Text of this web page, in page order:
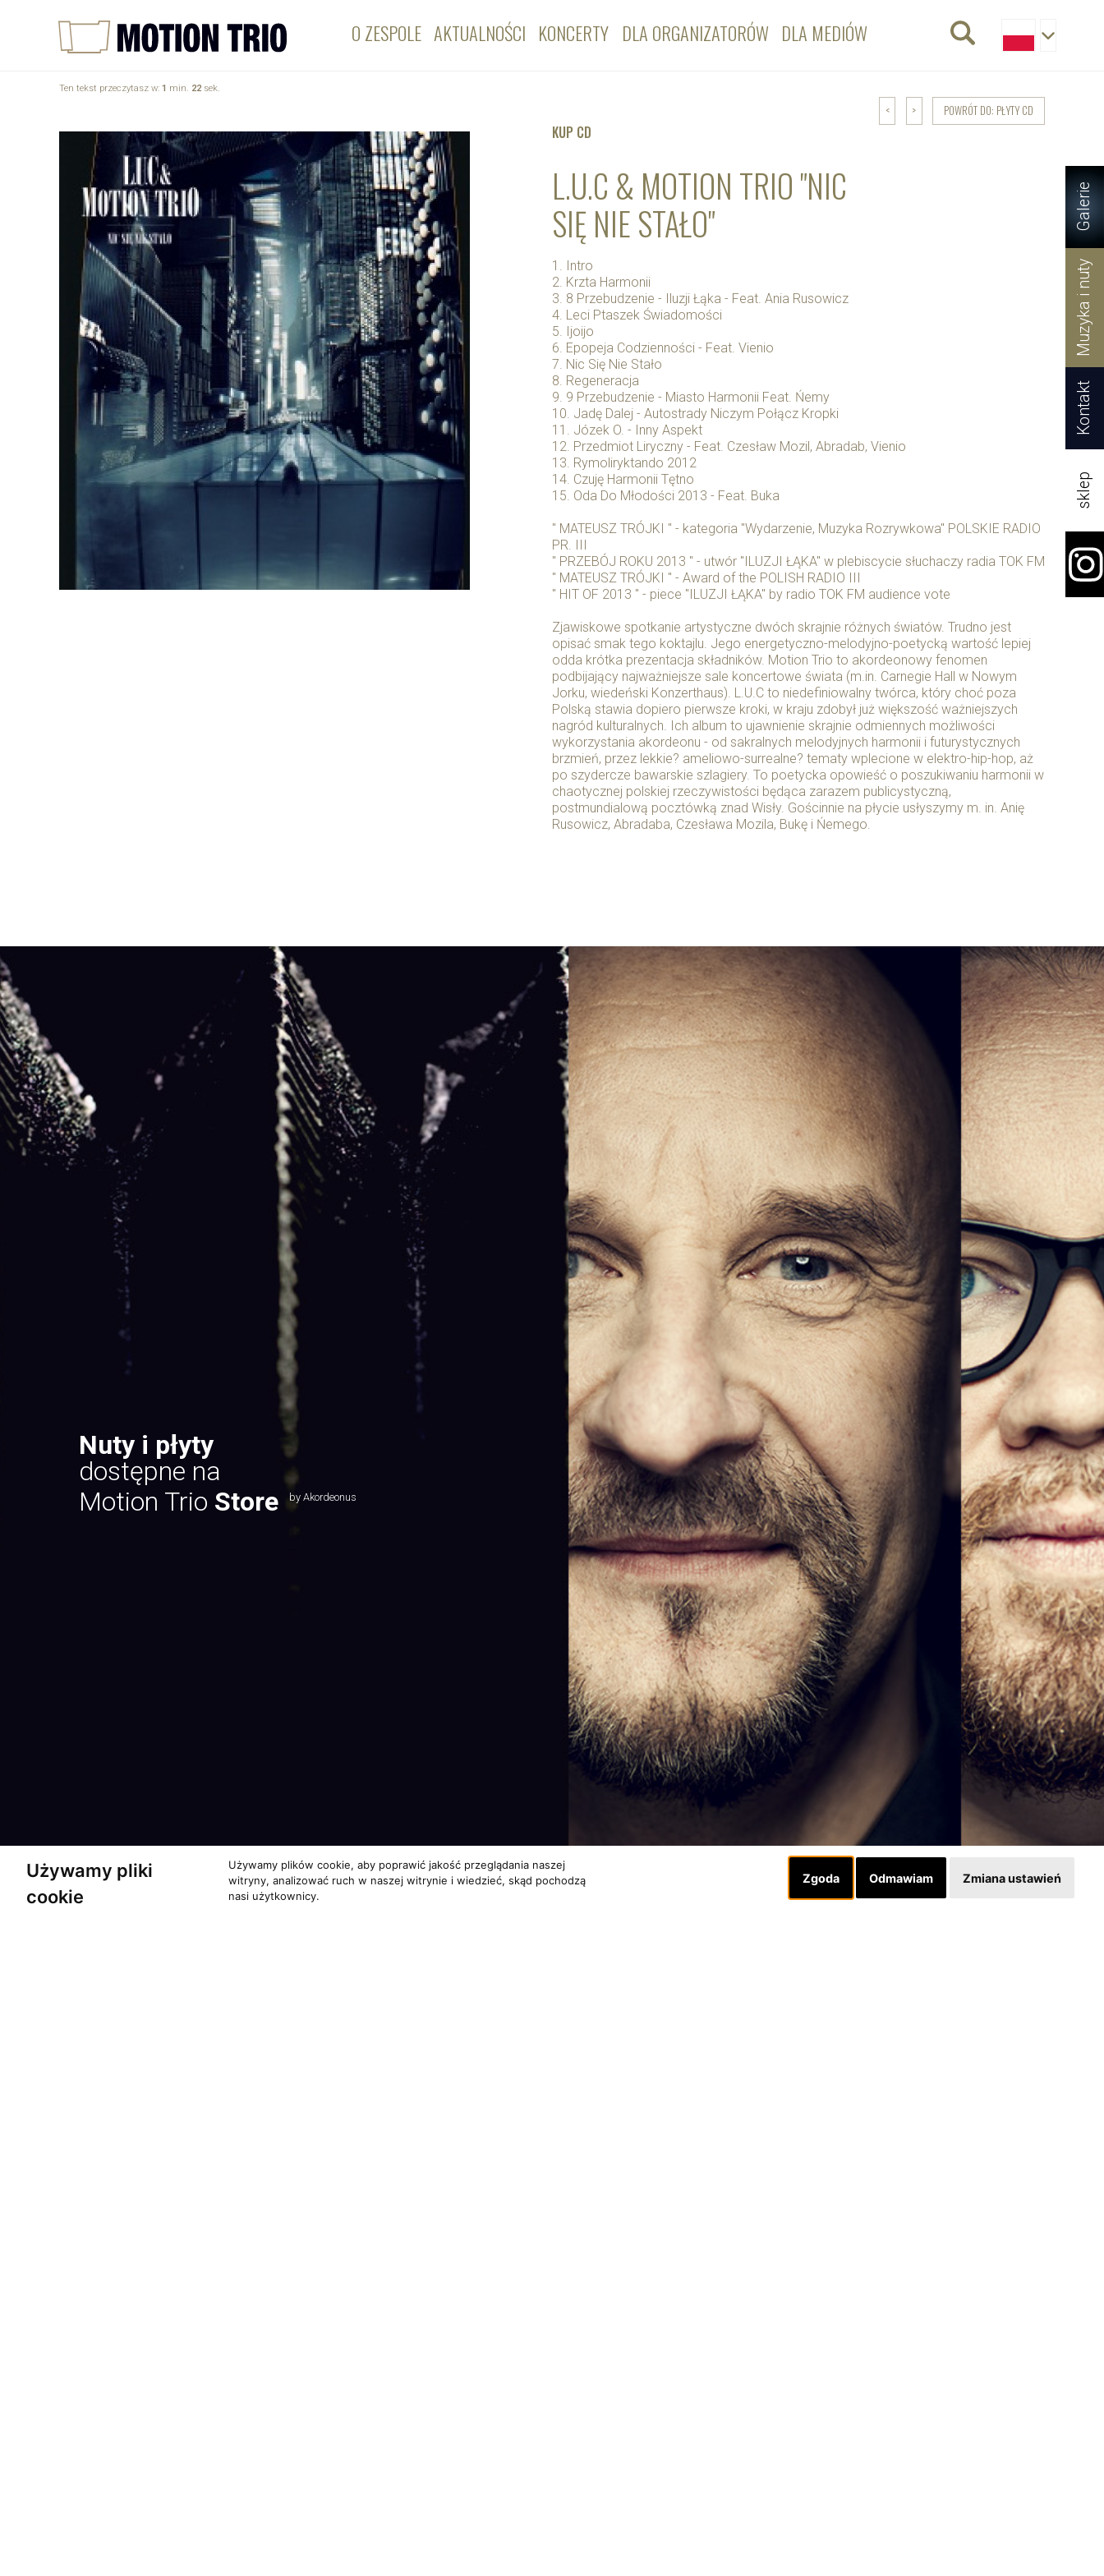
Używamy pliki
cookie
Używamy plików cookie, aby poprawić jakość przeglądania naszej
witryny, analizować ruch w naszej witrynie i wiedzieć, skąd pochodzą
nasi użytkownicy.
Zgoda Odmawiam Zmiana ustawień
Galerie
sklep
Kontakt
Muzyka i nuty
O ZESPOLE AKTUALNOŚCI KONCERTY DLA ORGANIZATORÓW DLA MEDIÓW
Ten tekst przeczytasz w: 1 min. 22 sek.
< > POWRÓT DO: PŁYTY CD
KUP CD
L.U.C & MOTION TRIO "NIC
SIĘ NIE STAŁO"
1. Intro
2. Krzta Harmonii
3. 8 Przebudzenie - Iluzji Łąka - Feat. Ania Rusowicz
4. Leci Ptaszek Świadomości
5. Ijoijo
6. Epopeja Codzienności - Feat. Vienio
7. Nic Się Nie Stało
8. Regeneracja
9. 9 Przebudzenie - Miasto Harmonii Feat. Ńemy
10. Jadę Dalej - Autostrady Niczym Połącz Kropki
11. Józek O. - Inny Aspekt
12. Przedmiot Liryczny - Feat. Czesław Mozil, Abradab, Vienio
13. Rymoliryktando 2012
14. Czuję Harmonii Tętno
15. Oda Do Młodości 2013 - Feat. Buka
" MATEUSZ TRÓJKI " - kategoria "Wydarzenie, Muzyka Rozrywkowa" POLSKIE RADIO
PR. III
" PRZEBÓJ ROKU 2013 " - utwór "ILUZJI ŁĄKA" w plebiscycie słuchaczy radia TOK FM
" MATEUSZ TRÓJKI " - Award of the POLISH RADIO III
" HIT OF 2013 " - piece "ILUZJI ŁĄKA" by radio TOK FM audience vote
Zjawiskowe spotkanie artystyczne dwóch skrajnie różnych światów. Trudno jest
opisać smak tego koktajlu. Jego energetyczno-melodyjno-poetycką wartość lepiej
odda krótka prezentacja składników. Motion Trio to akordeonowy fenomen
podbijający najważniejsze sale koncertowe świata (m.in. Carnegie Hall w Nowym
Jorku, wiedeński Konzerthaus). L.U.C to niedefiniowalny twórca, który choć poza
Polską stawia dopiero pierwsze kroki, w kraju zdobył już większość ważniejszych
nagród kulturalnych. Ich album to ujawnienie skrajnie odmiennych możliwości
wykorzystania akordeonu - od sakralnych melodyjnych harmonii i futurystycznych
brzmień, przez lekkie? ameliowo-surrealne? tematy wplecione w elektro-hip-hop, aż
po szydercze bawarskie szlagiery. To poetycka opowieść o poszukiwaniu harmonii w
chaotycznej polskiej rzeczywistości będąca zarazem publicystyczną,
postmundialową pocztówką znad Wisły. Gościnnie na płycie usłyszymy m. in. Anię
Rusowicz, Abradaba, Czesława Mozila, Bukę i Ńemego.
Nuty i płyty
dostępne na
Motion Trio Store by Akordeonus